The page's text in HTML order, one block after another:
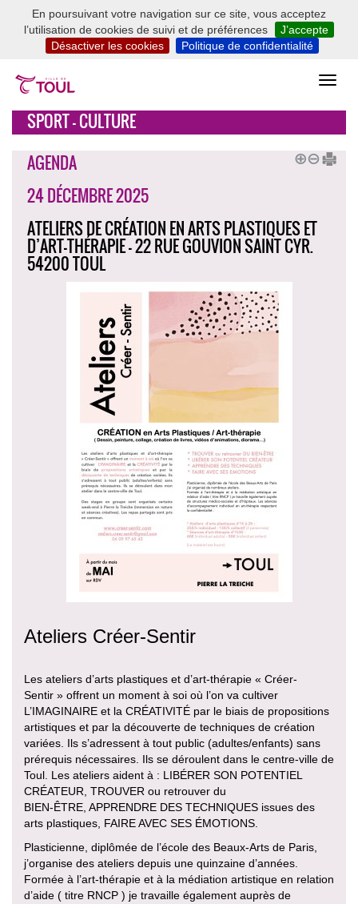
En poursuivant votre navigation sur ce site, vous acceptez
l’utilisation de cookies de suivi et de préférences
J’accepte
Désactiver les cookies
Politique de confidentialité
SPORT - CULTURE
AGENDA
24 DÉCEMBRE 2025
ATELIERS DE CRÉATION EN ARTS PLASTIQUES ET
D’ART-THÉRAPIE - 22 RUE GOUVION SAINT CYR.
54200 TOUL
Ateliers Créer-Sentir
Les ateliers d’arts plastiques et d’art-thérapie « Créer-
Sentir » offrent un moment à soi où l’on va cultiver
L’IMAGINAIRE et la CRÉATIVITÉ par le biais de propositions
artistiques et par la découverte de techniques de création
variées. Ils s’adressent à tout public (adultes/enfants) sans
prérequis nécessaires. Ils se déroulent dans le centre-ville de
Toul. Les ateliers aident à : LIBÉRER SON POTENTIEL
CRÉATEUR, TROUVER ou retrouver du
BIEN-ÊTRE, APPRENDRE DES TECHNIQUES issues des
arts plastiques, FAIRE AVEC SES ÉMOTIONS.
Plasticienne, diplômée de l’école des Beaux-Arts de Paris,
j’organise des ateliers depuis une quinzaine d’années.
Formée à l’art-thérapie et à la médiation artistique en relation
d’aide ( titre RNCP ) je travaille également auprès de